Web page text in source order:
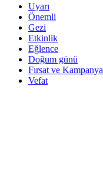
Uyarı
Önemli
Gezi
Etkinlik
Eğlence
Doğum günü
Fırsat ve Kampanya
Vefat